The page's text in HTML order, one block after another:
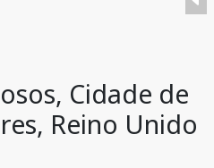
Cidade de
Reino Unido